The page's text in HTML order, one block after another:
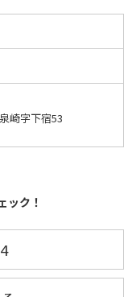
崎字下宿53
ック！